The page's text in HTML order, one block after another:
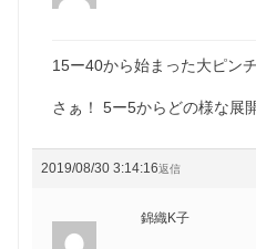
15ー40から始まった大ピン
さぁ！ 5ー5からどの様な展
2019/08/30 3:14:16返信
錦織K子